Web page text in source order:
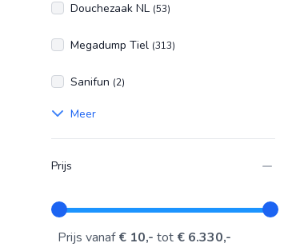
Douchezaak NL (53)
Megadump Tiel (313)
Sanifun (2)
Meer
Prijs
Prijs vanaf€ 10,- tot € 6.330,-